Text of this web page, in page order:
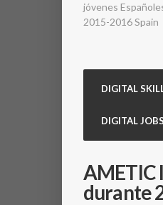
jóvenes
2015-2016 Spain
DIGITAL
DIGITAL JOBS
AMETIC
durante